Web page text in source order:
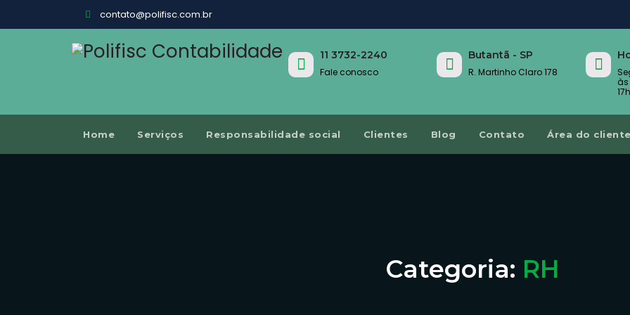
contato@polifisc.com.br
11 3732-2240
Fale conosco
Butantã - SP
R. Martinho Claro 178
às
17h
Home Serviços Responsabilidade social Clientes Blog Contato Área do cliente
Categoria: RH